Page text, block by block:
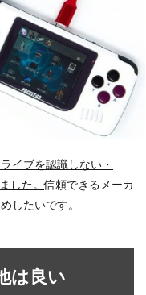
イブを認識しない・
した。信頼できるメーカ
したいです。
は良い